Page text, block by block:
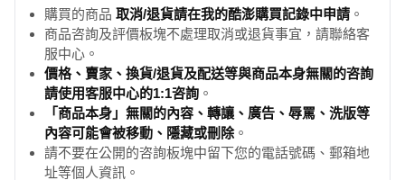
購買的商品 取消/退貨請在我的酷澎購買記錄中申請 。
商品咨詢及評價板塊不處理取消或退貨事宜，請聯絡客
服中心。
價格、賣家、換貨/退貨及配送等與商品本身無關的咨詢
請使用客服中心的1:1咨詢 。
「商品本身」無關的內容、轉讓、廣告、辱罵、洗版等
內容可能會被移動、隱藏或刪除。
請不要在公開的咨詢板塊中留下您的電話號碼、郵箱地
址等個人資訊。